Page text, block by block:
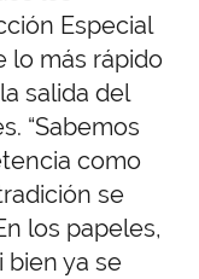
Especial
lo más rápido
salida del
“Sabemos
como
se
los papeles,
bien ya se